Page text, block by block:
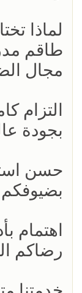
لماذا
طاقم
مجال
التزام
بجودة
حسن
بضيوفكم
اهتمام
رضاكم